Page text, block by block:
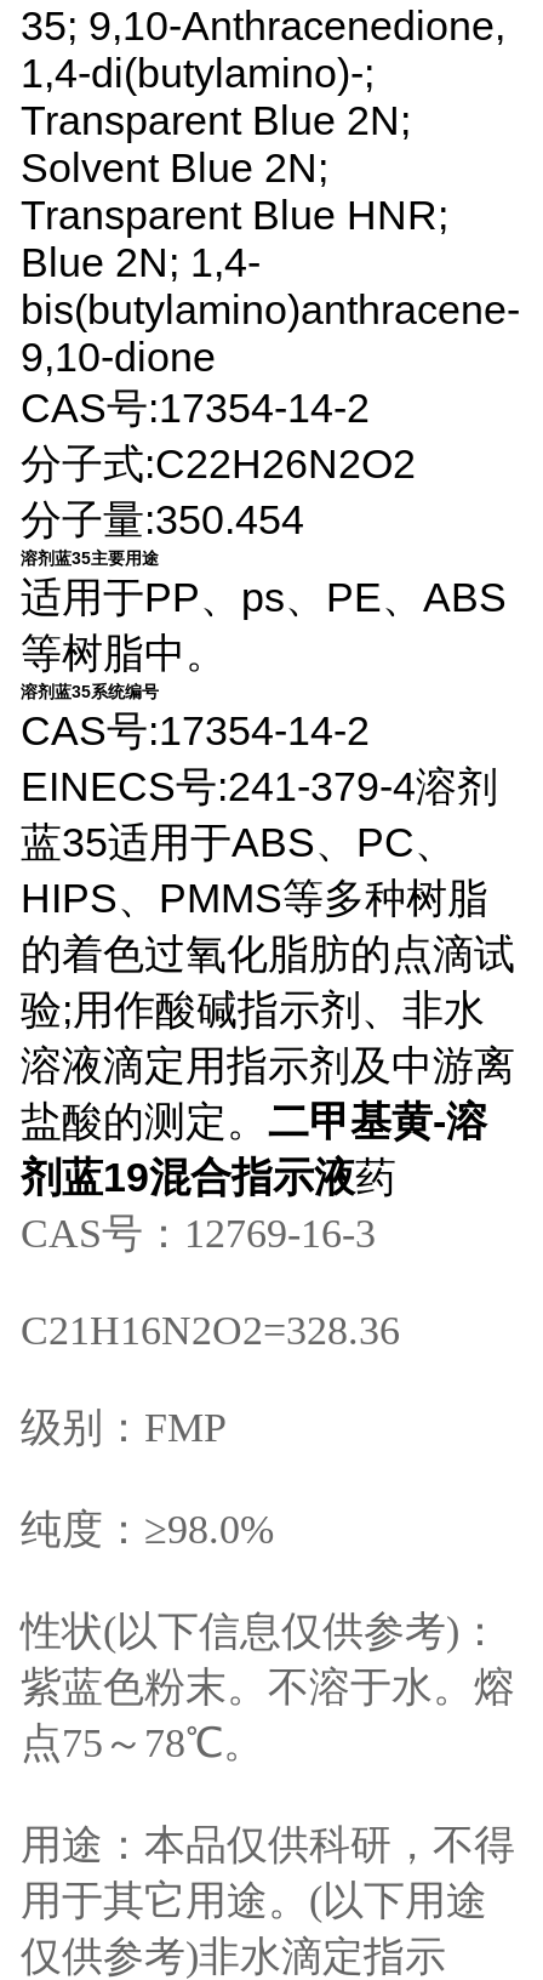
35; 9,10-Anthracenedione,
1,4-di(butylamino)-;
Transparent Blue 2N;
Solvent Blue 2N;
Transparent Blue HNR;
Blue 2N; 1,4-
bis(butylamino)anthracene-
9,10-dione
CAS号:17354-14-2
分子式:C22H26N2O2
分子量:350.454
溶剂蓝35主要用途
适用于PP、ps、PE、ABS
等树脂中。
溶剂蓝35系统编号
CAS号:17354-14-2
EINECS号:241-379-4溶剂
蓝35适用于ABS、PC、
HIPS、PMMS等多种树脂
的着色过氧化脂肪的点滴试
验;用作酸碱指示剂、非水
溶液滴定用指示剂及中游离
盐酸的测定。 二甲基黄-溶
剂蓝19混合指示液药
CAS号：12769-16-3
C21H16N2O2=328.36
级别：FMP
纯度：≥98.0%
性状(以下信息仅供参考)：
紫蓝色粉末。不溶于水。熔
点75～78℃。
用途：本品仅供科研，不得
用于其它用途。(以下用途
仅供参考)非水滴定指示